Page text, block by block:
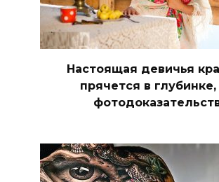
Настоящая девичья
прячется в глубинке,